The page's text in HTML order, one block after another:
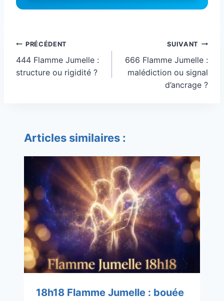
Navigation
de
l’article
PRÉCÉDENT
444 Flamme Jumelle :
structure ou rigidité ?
SUIVANT
666 Flamme Jumelle :
malédiction ou signal
d’ancrage ?
Articles similaires :
18h18 Flamme Jumelle : bouée